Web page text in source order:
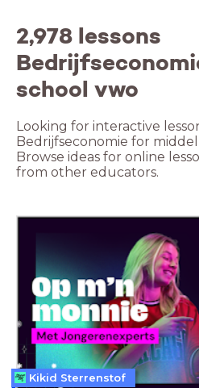
2,978 lessons
school vwo
Looking for interactive
Bedrijfseconomie for
Browse ideas for online
from other educators.
Kikid Sterrenstof